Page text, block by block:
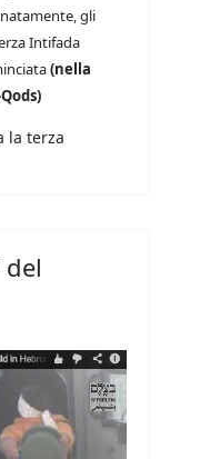
gli
Intifada
(nella
la terza